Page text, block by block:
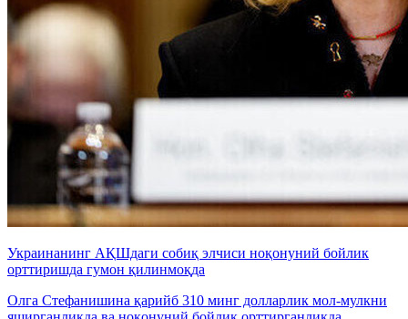
Украинанинг АҚШдаги собиқ элчиси ноқонуний бойлик
орттиришда гумон қилинмоқда
Олга Стефанишина қарийб 310 минг долларлик мол-мулкни